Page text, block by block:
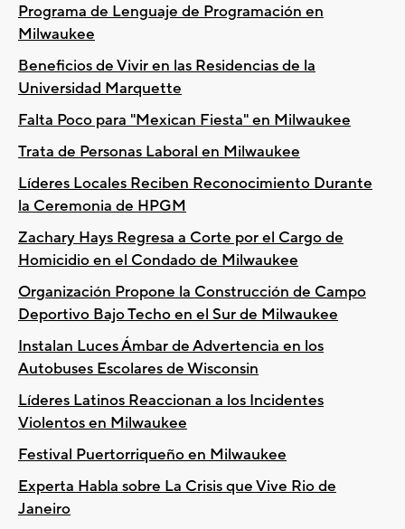
Programa de Lenguaje de Programación en
Milwaukee
Beneficios de Vivir en las Residencias de la
Universidad Marquette
Falta Poco para "Mexican Fiesta" en Milwaukee
Trata de Personas Laboral en Milwaukee
Líderes Locales Reciben Reconocimiento Durante
la Ceremonia de HPGM
Zachary Hays Regresa a Corte por el Cargo de
Homicidio en el Condado de Milwaukee
Organización Propone la Construcción de Campo
Deportivo Bajo Techo en el Sur de Milwaukee
Instalan Luces Ámbar de Advertencia en los
Autobuses Escolares de Wisconsin
Líderes Latinos Reaccionan a los Incidentes
Violentos en Milwaukee
Festival Puertorriqueño en Milwaukee
Experta Habla sobre La Crisis que Vive Rio de
Janeiro